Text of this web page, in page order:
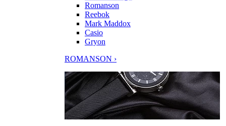
Romanson
Reebok
Mark Maddox
Casio
Gryon
ROMANSON ›